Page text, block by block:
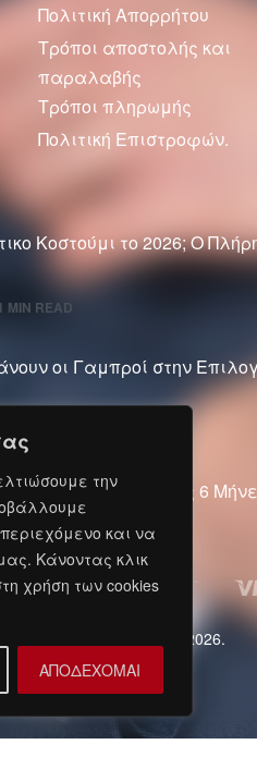
την
και να
Κάνοντας κλικ
χρήση των cookies
ΑΠΟΔΕΧΟΜΑΙ
Πολιτική Απορρήτου
Τρόποι αποστολής και
παραλαβής
Τρόποι πληρωμής
Πολιτική Επιστροφών.
Κοστούμι το 2026; Ο
MIN READ
οι Γαμπροί στην
Τι Πρέπει να Κάνεις 6
MIN READ
Oxford Metadata © 2026.